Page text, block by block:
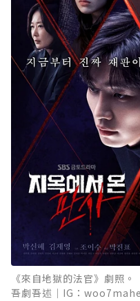
《來自地獄的法官》劇照
吾劇吾述｜IG：